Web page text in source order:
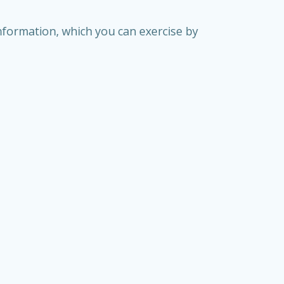
which you can exercise by